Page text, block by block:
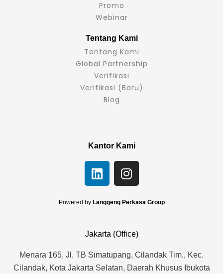
Promo
Webinar
Tentang Kami
Tentang Kami
Global Partnership
Verifikasi
Verifikasi (Baru)
Blog
Kantor Kami
L
i
n
k
d
i
n
I
n
s
t
g
r
a
m
Powered by Langgeng Perkasa Group
Jakarta (Office)
Menara 165, Jl. TB Simatupang, Cilandak Tim., Kec.
Cilandak, Kota Jakarta Selatan, Daerah Khusus Ibukota